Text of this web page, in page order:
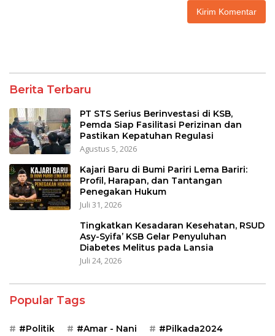
Berita Terbaru
PT STS Serius Berinvestasi di KSB,
Pemda Siap Fasilitasi Perizinan dan
Pastikan Kepatuhan Regulasi
Agustus 5, 2026
Kajari Baru di Bumi Pariri Lema Bariri:
Profil, Harapan, dan Tantangan
Penegakan Hukum
Juli 31, 2026
Tingkatkan Kesadaran Kesehatan, RSUD
Asy-Syifa’ KSB Gelar Penyuluhan
Diabetes Melitus pada Lansia
Juli 24, 2026
Popular Tags
#Politik #Amar - Nani #Pilkada2024